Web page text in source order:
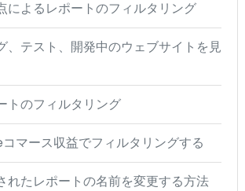
によるレポートのフィルタリング
、テスト、開発中のウェブサイトを見
トのフィルタリング
マース収益でフィルタリングする
れたレポートの名前を変更する方法